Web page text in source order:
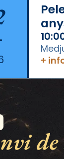
+